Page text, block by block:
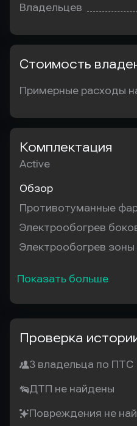
Владельцев
Стоимость
Примерные расходы
Комплектация
Active
Обзор
Противотуманные
Электрообогрев
Электрообогрев
Показать больше
Проверка
3 владельца по ПТС
ДТП не найдены
Повреждения не